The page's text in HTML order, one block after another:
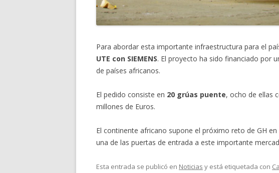
Para abordar esta importante infraestructura para el
UTE con SIEMENS. El proyecto ha sido financiado por
de países africanos.
El pedido consiste en 20 grúas puente, ocho de ellas
millones de Euros.
El continente africano supone el próximo reto de GH
una de las puertas de entrada a este importante
Esta entrada se publicó en Noticias y está etiquetada con